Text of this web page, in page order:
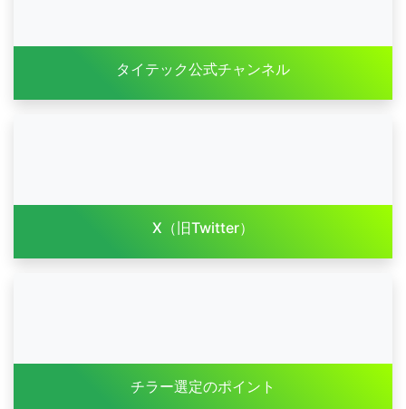
タイテック公式チャンネル
X（旧Twitter）
チラー選定のポイント